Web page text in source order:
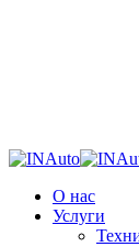
О нас
Услуги